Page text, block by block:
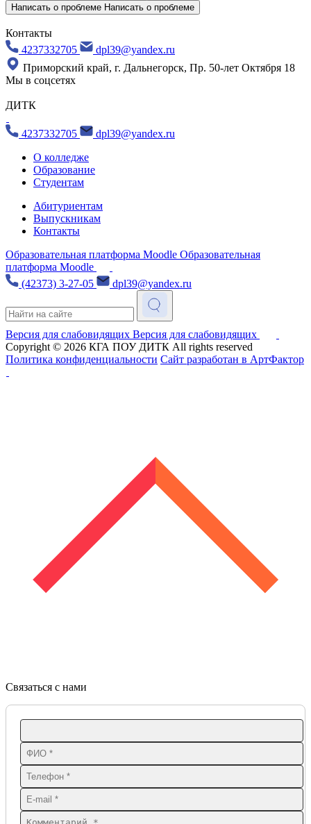
Написать о проблеме Написать о проблеме
Контакты
4237332705
dpl39@yandex.ru
Приморский край, г. Дальнегорск, Пр. 50-лет Октября 18
Мы в соцсетях
ДИТК
4237332705
dpl39@yandex.ru
О колледже
Образование
Студентам
Абитуриентам
Выпускникам
Контакты
Образовательная платформа Moodle Образовательная
платформа Moodle
(42373) 3-27-05
dpl39@yandex.ru
Версия для слабовидящих Версия для слабовидящих
Copyright © 2026 КГА ПОУ ДИТК All rights reserved
Политика конфиденциальности Сайт разработан в АртФактор
Связаться с нами